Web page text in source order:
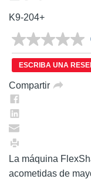
K9-204+
ESCRIBA UNA
Compartir
La máquina
acometidas de